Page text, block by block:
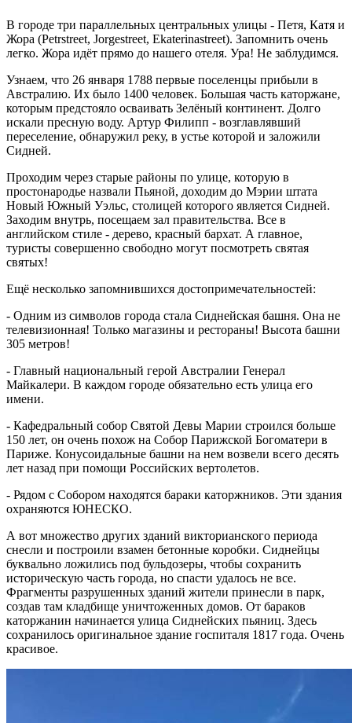
В городе три параллельных центральных улицы - Петя, Катя и
Жора (Petrstreet, Jorgestreet, Ekaterinastreet). Запомнить очень
легко. Жора идёт прямо до нашего отеля. Ура! Не заблудимся.
Узнаем, что 26 января 1788 первые поселенцы прибыли в
Австралию. Их было 1400 человек. Большая часть каторжане,
которым предстояло осваивать Зелёный континент. Долго
искали пресную воду. Артур Филипп - возглавлявший
переселение, обнаружил реку, в устье которой и заложили
Сидней.
Проходим через старые районы по улице, которую в
простонародье назвали Пьяной, доходим до Мэрии штата
Новый Южный Уэльс, столицей которого является Сидней.
Заходим внутрь, посещаем зал правительства. Все в
английском стиле - дерево, красный бархат. А главное,
туристы совершенно свободно могут посмотреть святая
святых!
Ещё несколько запомнившихся достопримечательностей:
- Одним из символов города стала Сиднейская башня. Она не
телевизионная! Только магазины и рестораны! Высота башни
305 метров!
- Главный национальный герой Австралии Генерал
Майкалери. В каждом городе обязательно есть улица его
имени.
- Кафедральный собор Святой Девы Марии строился больше
150 лет, он очень похож на Собор Парижской Богоматери в
Париже. Конусоидальные башни на нем возвели всего десять
лет назад при помощи Российских вертолетов.
- Рядом с Собором находятся бараки каторжников. Эти здания
охраняются ЮНЕСКО.
А вот множество других зданий викторианского периода
снесли и построили взамен бетонные коробки. Сиднейцы
буквально ложились под бульдозеры, чтобы сохранить
историческую часть города, но спасти удалось не все.
Фрагменты разрушенных зданий жители принесли в парк,
создав там кладбище уничтоженных домов. От бараков
каторжанин начинается улица Сиднейских пьяниц. Здесь
сохранилось оригинальное здание госпиталя 1817 года. Очень
красивое.